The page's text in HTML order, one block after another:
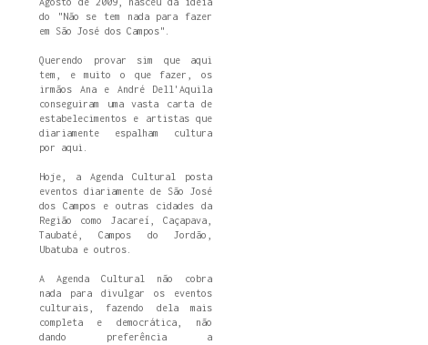
do "Não se tem nada para fazer
em São José dos Campos".
Querendo provar sim que aqui
tem, e muito o que fazer, os
irmãos Ana e André Dell'Aquila
conseguiram uma vasta carta de
estabelecimentos e artistas que
diariamente espalham cultura
por aqui.
Hoje, a Agenda Cultural posta
eventos diariamente de São José
dos Campos e outras cidades da
Região como Jacareí, Caçapava,
Taubaté, Campos do Jordão,
Ubatuba e outros.
A Agenda Cultural não cobra
nada para divulgar os eventos
culturais, fazendo dela mais
completa e democrática, não
dando preferência a